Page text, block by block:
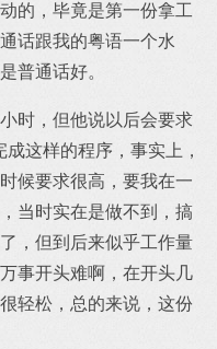
的，毕竟是第一份拿工
话跟我的粤语一个水
普通话好。
时，但他说以后会要求
这样的程序，事实上，
候要求很高，要我在一
当时实在是做不到，搞
，但到后来似乎工作量
事开头难啊，在开头几
轻松，总的来说，这份